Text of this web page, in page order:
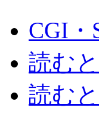
CGI・
読む
読む